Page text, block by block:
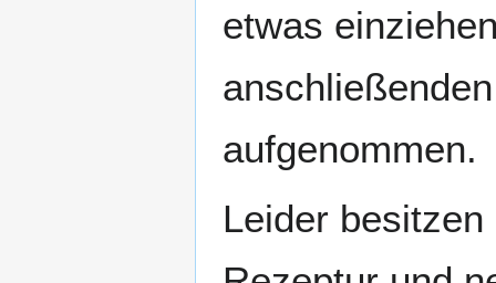
etwas
aufgenommen.
Leider